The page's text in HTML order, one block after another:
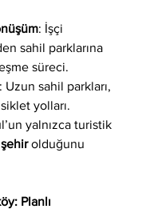
: İşçi
sahil parklarına
süreci.
: Uzun sahil parkları,
yolları.
yalnızca turistik
olduğunu
Planlı